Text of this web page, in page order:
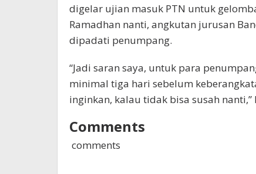
digelar ujian masuk PTN untuk
Ramadhan nanti, angkutan jurusan
dipadati penumpang.
“Jadi saran saya, untuk para
minimal tiga hari sebelum
inginkan, kalau tidak bisa susah nanti,”
Comments
comments